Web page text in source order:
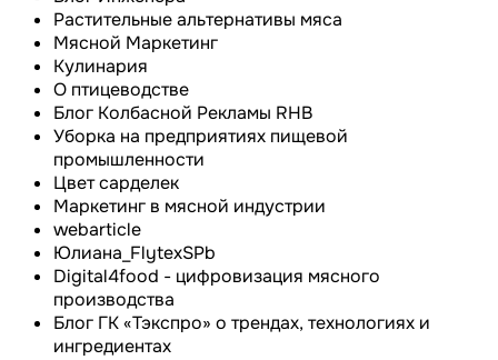
Растительные альтернативы мяса
Мясной Маркетинг
Кулинария
О птицеводстве
Блог Колбасной Рекламы RHB
Уборка на предприятиях пищевой
промышленности
Цвет сарделек
Маркетинг в мясной индустрии
webarticle
Юлиана_FlytexSPb
Digital4food - цифровизация мясного
производства
Блог ГК «Тэкспро» о трендах, технологиях и
ингредиентах